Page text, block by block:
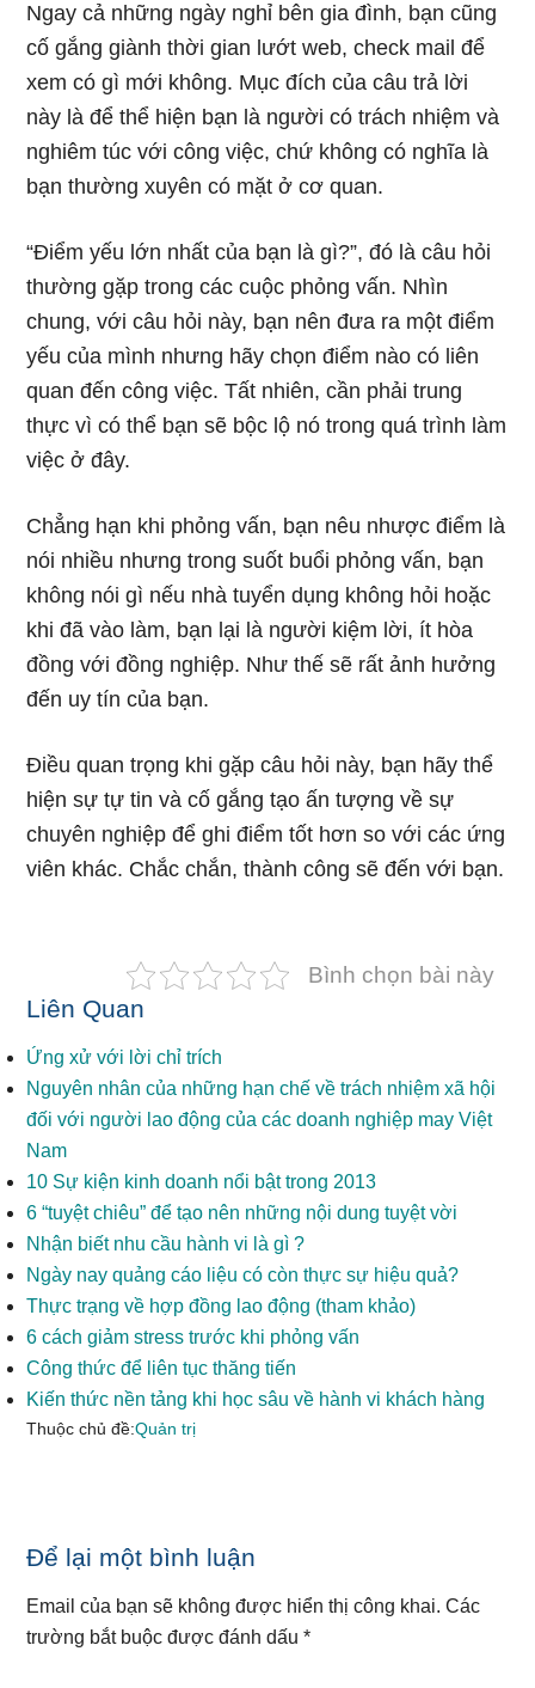
Ngay cả những ngày nghỉ bên gia đình, bạn cũng
cố gắng giành thời gian lướt web, check mail để
xem có gì mới không. Mục đích của câu trả lời
này là để thể hiện bạn là người có trách nhiệm và
nghiêm túc với công việc, chứ không có nghĩa là
bạn thường xuyên có mặt ở cơ quan.
“Điểm yếu lớn nhất của bạn là gì?”, đó là câu hỏi
thường gặp trong các cuộc phỏng vấn. Nhìn
chung, với câu hỏi này, bạn nên đưa ra một điểm
yếu của mình nhưng hãy chọn điểm nào có liên
quan đến công việc. Tất nhiên, cần phải trung
thực vì có thể bạn sẽ bộc lộ nó trong quá trình làm
việc ở đây.
Chẳng hạn khi phỏng vấn, bạn nêu nhược điểm là
nói nhiều nhưng trong suốt buổi phỏng vấn, bạn
không nói gì nếu nhà tuyển dụng không hỏi hoặc
khi đã vào làm, bạn lại là người kiệm lời, ít hòa
đồng với đồng nghiệp. Như thế sẽ rất ảnh hưởng
đến uy tín của bạn.
Điều quan trọng khi gặp câu hỏi này, bạn hãy thể
hiện sự tự tin và cố gắng tạo ấn tượng về sự
chuyên nghiệp để ghi điểm tốt hơn so với các ứng
viên khác. Chắc chắn, thành công sẽ đến với bạn.
Bình chọn bài này
Liên Quan
Ứng xử với lời chỉ trích
Nguyên nhân của những hạn chế về trách nhiệm xã hội
đối với người lao động của các doanh nghiệp may Việt
Nam
10 Sự kiện kinh doanh nổi bật trong 2013
6 “tuyệt chiêu” để tạo nên những nội dung tuyệt vời
Nhận biết nhu cầu hành vi là gì ?
Ngày nay quảng cáo liệu có còn thực sự hiệu quả?
Thực trạng về hợp đồng lao động (tham khảo)
6 cách giảm stress trước khi phỏng vấn
Công thức để liên tục thăng tiến
Kiến thức nền tảng khi học sâu về hành vi khách hàng
Thuộc chủ đề:Quản trị
Reader
Interactions
Để lại một bình luận
Email của bạn sẽ không được hiển thị công khai. Các
trường bắt buộc được đánh dấu*